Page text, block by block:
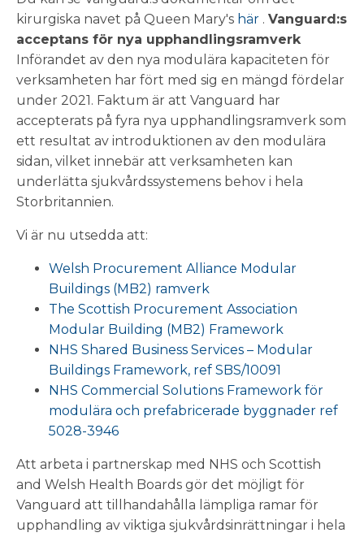
kirurgiska navet på Queen Mary's här . Vanguard:s
acceptans för nya upphandlingsramverk
Införandet av den nya modulära kapaciteten för
verksamheten har fört med sig en mängd fördelar
under 2021. Faktum är att Vanguard har
accepterats på fyra nya upphandlingsramverk som
ett resultat av introduktionen av den modulära
sidan, vilket innebär att verksamheten kan
underlätta sjukvårdssystemens behov i hela
Storbritannien.
Vi är nu utsedda att:
Welsh Procurement Alliance Modular
Buildings (MB2) ramverk
The Scottish Procurement Association
Modular Building (MB2) Framework
NHS Shared Business Services – Modular
Buildings Framework, ref SBS/10091
NHS Commercial Solutions Framework för
modulära och prefabricerade byggnader ref
5028-3946
Att arbeta i partnerskap med NHS och Scottish
and Welsh Health Boards gör det möjligt för
Vanguard att tillhandahålla lämpliga ramar för
upphandling av viktiga sjukvårdsinrättningar i hela